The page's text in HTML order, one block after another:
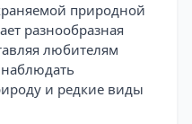
природной
разнообразная
любителям
и редкие виды